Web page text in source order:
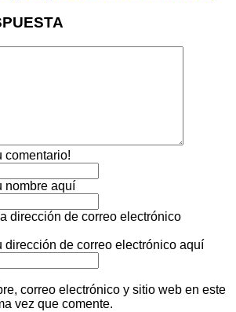
comentario!
nombre aquí
dirección de correo electrónico
dirección de correo electrónico aquí
correo electrónico y sitio web en este
vez que comente.